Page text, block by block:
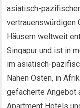
asiatisch-
vertrauenswürdigen
Häusern weltweit
Singapur und ist in
im asiatisch-
Nahen Osten, in
gefächerte Angebot
Apartment Hotels